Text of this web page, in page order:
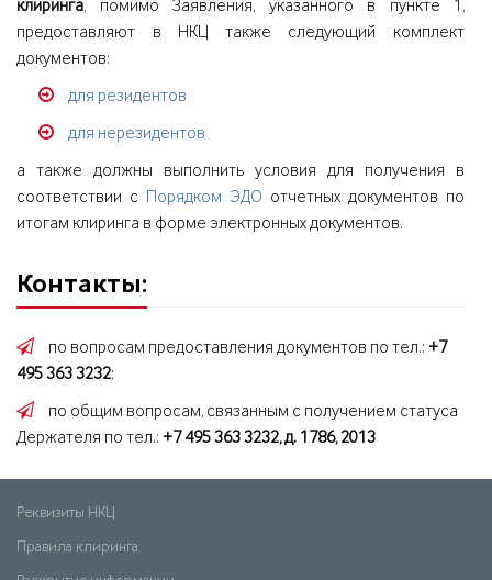
клиринга, помимо Заявления, указанного в пункте 1,
предоставляют в НКЦ также следующий комплект
документов:
для резидентов
для нерезидентов
а также должны выполнить условия для получения в
соответствии с
Порядком ЭДО отчетных документов по
итогам клиринга в форме электронных документов.
Контакты:
по вопросам предоставления документов по тел.: +7
495 363 3232;
по общим вопросам, связанным с получением статуса
Держателя по тел.: +7 495 363 3232, д. 1786, 2013
Реквизиты НКЦ
Правила клиринга